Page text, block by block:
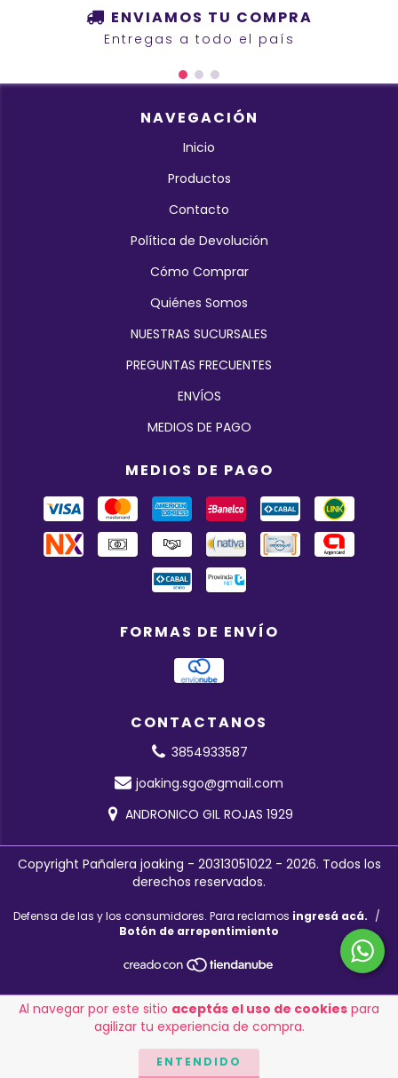
Al navegar por este sitio aceptás el uso de cookies para
agilizar tu experiencia de compra.
ENTENDIDO
ENVIAMOS TU COMPRA
Entregas a todo el país
NAVEGACIÓN
Inicio
Productos
Contacto
Política de Devolución
Cómo Comprar
Quiénes Somos
NUESTRAS SUCURSALES
PREGUNTAS FRECUENTES
ENVÍOS
MEDIOS DE PAGO
MEDIOS DE PAGO
FORMAS DE ENVÍO
CONTACTANOS
3854933587
joaking.sgo@gmail.com
ANDRONICO GIL ROJAS 1929
Copyright Pañalera joaking - 20313051022 - 2026. Todos los
derechos reservados.
Defensa de las y los consumidores. Para reclamos ingresá acá. /
Botón de arrepentimiento